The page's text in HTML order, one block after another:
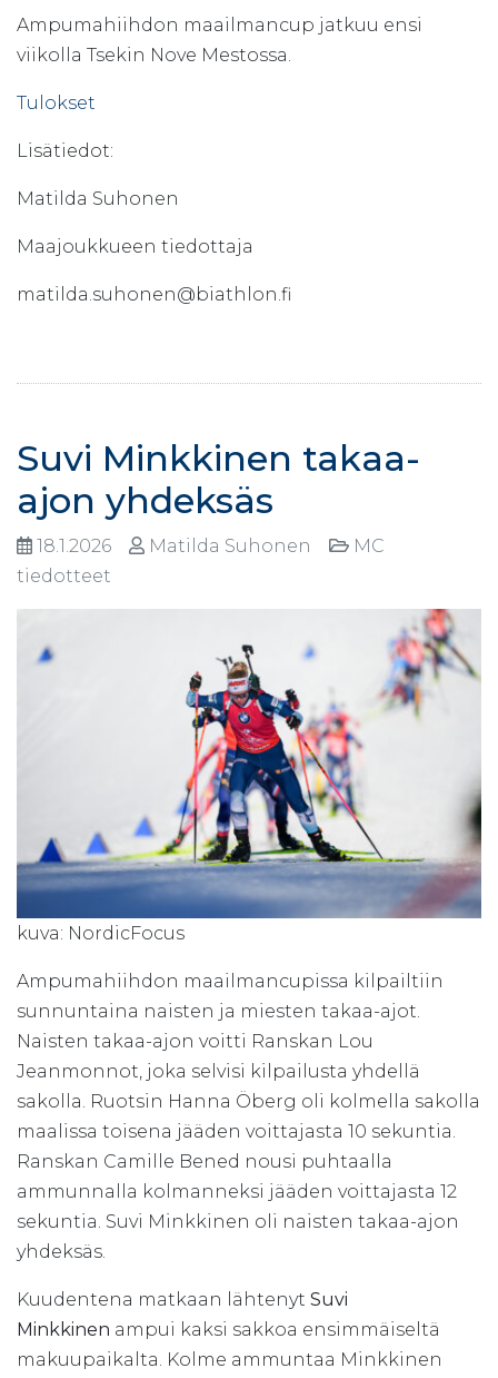
Ampumahiihdon maailmancup jatkuu ensi
viikolla Tsekin Nove Mestossa.
Tulokset
Lisätiedot:
Matilda Suhonen
Maajoukkueen tiedottaja
matilda.suhonen@biathlon.fi
Suvi Minkkinen takaa-
ajon yhdeksäs
18.1.2026 Matilda Suhonen
MC
tiedotteet
kuva: NordicFocus
Ampumahiihdon maailmancupissa kilpailtiin
sunnuntaina naisten ja miesten takaa-ajot.
Naisten takaa-ajon voitti Ranskan Lou
Jeanmonnot, joka selvisi kilpailusta yhdellä
sakolla. Ruotsin Hanna Öberg oli kolmella sakolla
maalissa toisena jääden voittajasta 10 sekuntia.
Ranskan Camille Bened nousi puhtaalla
ammunnalla kolmanneksi jääden voittajasta 12
sekuntia. Suvi Minkkinen oli naisten takaa-ajon
yhdeksäs.
Kuudentena matkaan lähtenyt Suvi
Minkkinen ampui kaksi sakkoa ensimmäiseltä
makuupaikalta. Kolme ammuntaa Minkkinen